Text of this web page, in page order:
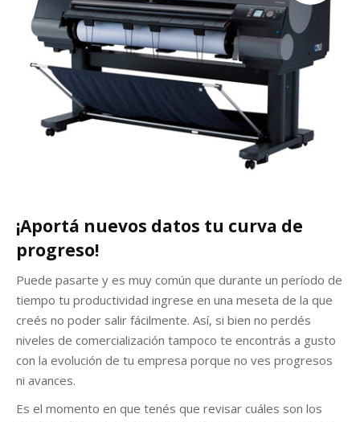
¡Aportá nuevos datos tu curva de
progreso!
Puede pasarte y es muy común que durante un período de
tiempo tu productividad ingrese en una meseta de la que
creés no poder salir fácilmente. Así, si bien no perdés
niveles de comercialización tampoco te encontrás a gusto
con la evolución de tu empresa porque no ves progresos
ni avances.
Es el momento en que tenés que revisar cuáles son los